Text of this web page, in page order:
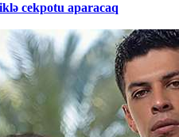
cekpotu aparacaq